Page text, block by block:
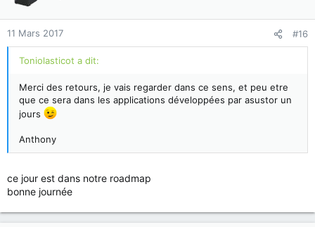
11 Mars 2017 #16
Toniolasticot a dit:
Merci des retours, je vais regarder dans ce sens, et peu etre
que ce sera dans les applications développées par asustor un
jours
Anthony
ce jour est dans notre roadmap
bonne journée